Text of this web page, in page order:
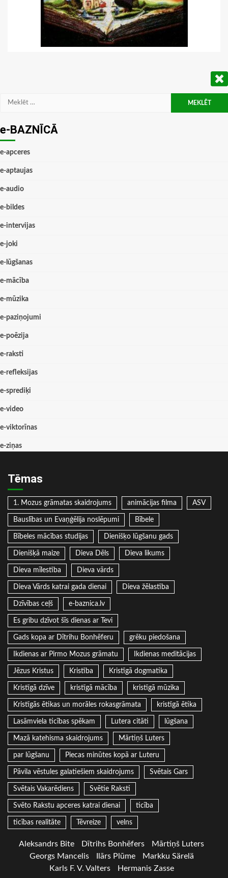
Meklēt:
e-BAZNĪCĀ
e-apceres
e-aptaujas
e-audio
e-bildes
e-intervijas
e-joki
e-lūgšanas
e-mācība
e-mūzika
e-paziņojumi
e-poēzija
e-raksti
e-refleksijas
e-sprediķi
e-video
e-viktorīnas
e-ziņas
Tēmas
1. Mozus grāmatas skaidrojums animācijas filma ASV
Bauslības un Evaņģēlija noslēpumi Bībele
Bībeles mācības studijas Dienišķo lūgšanu gads
Dienišķā maize Dieva Dēls Dieva likums
Dieva mīlestība Dieva vārds
Dieva Vārds katrai gada dienai Dieva žēlastība
Dzīvības ceļš e-baznica.lv
Es gribu dzīvot šīs dienas ar Tevi
Gads kopa ar Dītrihu Bonhēferu grēku piedošana
Ikdienas ar Pirmo Mozus grāmatu Ikdienas meditācijas
Jēzus Kristus Kristība Kristīgā dogmatika
Kristīgā dzīve kristīgā mācība kristīgā mūzika
Kristīgās ētikas un morāles rokasgrāmata kristīgā ētika
Lasāmviela ticības spēkam Lutera citāti lūgšana
Mazā katehisma skaidrojums Mārtiņš Luters
par lūgšanu Piecas minūtes kopā ar Luteru
Pāvila vēstules galatiešiem skaidrojums Svētais Gars
Svētais Vakarēdiens Svētie Raksti
Svēto Rakstu apceres katrai dienai ticība
ticības realitāte Tēvreize velns
Aleksandrs Bite Dītrihs Bonhēfers
Mārtiņš Luters
Georgs Mancelis
Ilārs Plūme
Markku Särelä
Karls F. V. Valters
Hermanis Zasse